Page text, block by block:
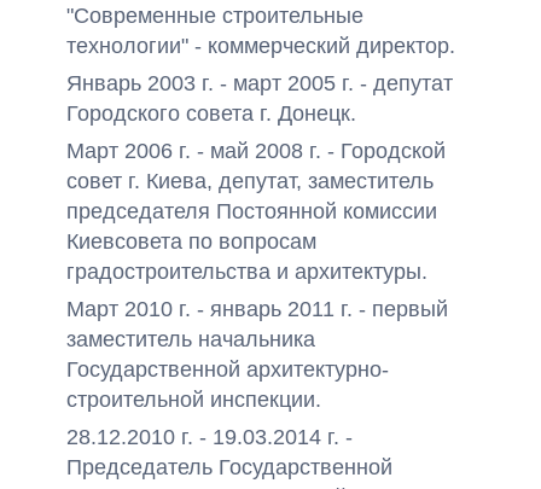
"Современные строительные
технологии" - коммерческий директор.
Январь 2003 г. - март 2005 г. - депутат
Городского совета г. Донецк.
Март 2006 г. - май 2008 г. - Городской
совет г. Киева, депутат, заместитель
председателя Постоянной комиссии
Киевсовета по вопросам
градостроительства и архитектуры.
Март 2010 г. - январь 2011 г. - первый
заместитель начальника
Государственной архитектурно-
строительной инспекции.
28.12.2010 г. - 19.03.2014 г. -
Председатель Государственной